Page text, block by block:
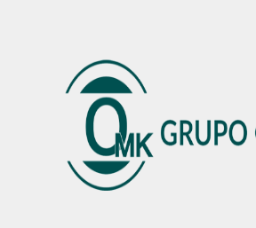
CATÁLOGO DE MARCAS